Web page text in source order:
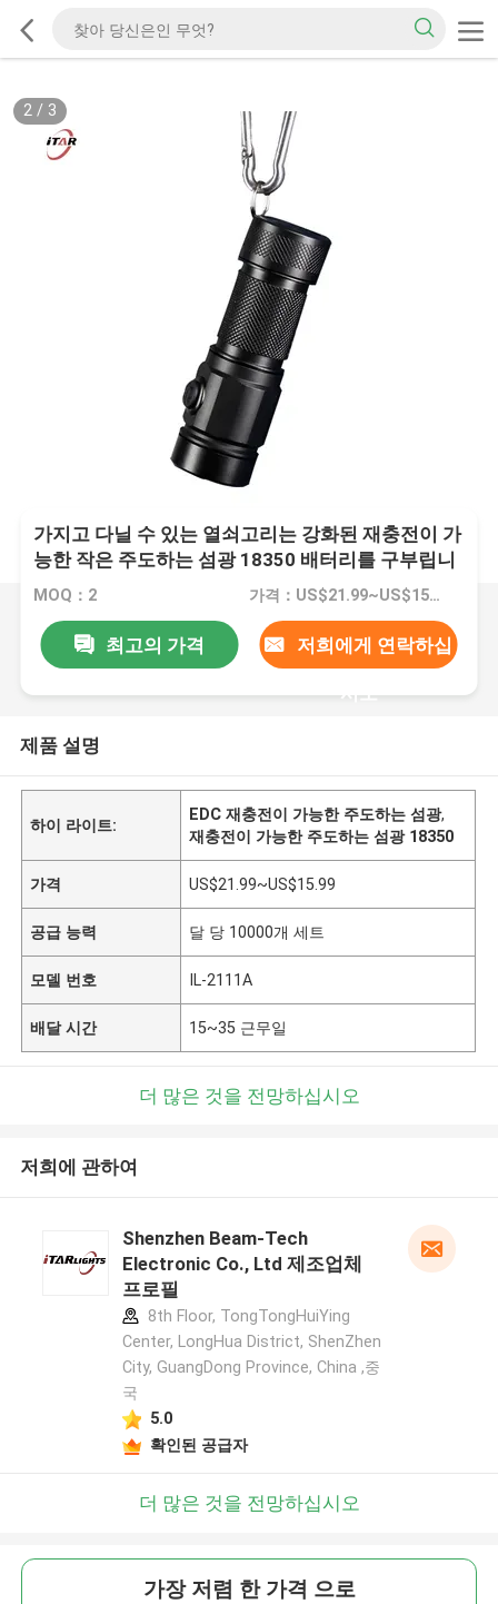
2/ 3
가지고 다닐 수 있는 열쇠고리는 강화된 재충전이 가
능한 작은 주도하는 섬광 18350 배터리를 구부립니
다
MOQ：2 가격：US$21.99~US$15.99
최고의 가격 저희에게 연락하십
시오
제품 설명
하이 라이트:
EDC 재충전이 가능한 주도하는 섬광,
재충전이 가능한 주도하는 섬광 18350
가격 US$21.99~US$15.99
공급 능력 달 당 10000개 세트
모델 번호 IL-2111A
배달 시간 15~35 근무일
더 많은 것을 전망하십시오
저희에 관하여
Shenzhen Beam-Tech
Electronic Co., Ltd 제조업체
프로필
8th Floor, TongTongHuiYing
Center, LongHua District, ShenZhen
City, GuangDong Province, China ,중
국
5.0
확인된 공급자
더 많은 것을 전망하십시오
가장 저렴 한 가격 으로